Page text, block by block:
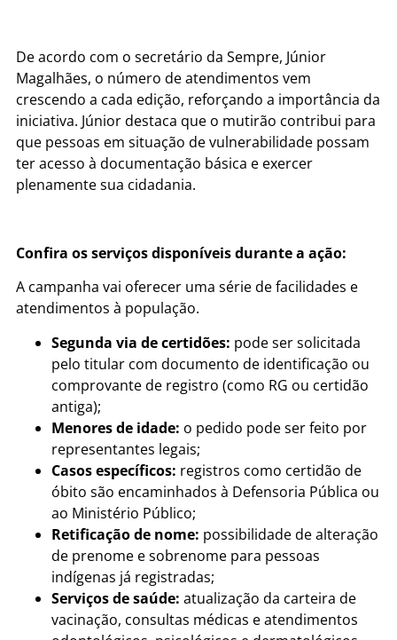
De acordo com o secretário da Sempre, Júnior
Magalhães, o número de atendimentos vem
crescendo a cada edição, reforçando a importância da
iniciativa. Júnior destaca que o mutirão contribui para
que pessoas em situação de vulnerabilidade possam
ter acesso à documentação básica e exercer
plenamente sua cidadania.
Confira os serviços disponíveis durante a ação:
A campanha vai oferecer uma série de facilidades e
atendimentos à população.
Segunda via de certidões: pode ser solicitada
pelo titular com documento de identificação ou
comprovante de registro (como RG ou certidão
antiga);
Menores de idade: o pedido pode ser feito por
representantes legais;
Casos específicos: registros como certidão de
óbito são encaminhados à Defensoria Pública ou
ao Ministério Público;
Retificação de nome: possibilidade de alteração
de prenome e sobrenome para pessoas
indígenas já registradas;
Serviços de saúde: atualização da carteira de
vacinação, consultas médicas e atendimentos